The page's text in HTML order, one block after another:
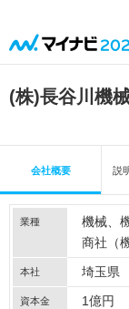
(株)長谷川機
会社概要 説
業種 機械
商社（
本社 埼玉県
資本金 1億円